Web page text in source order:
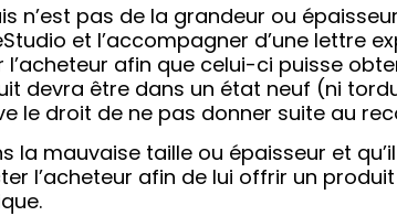
n’est pas de la grandeur ou
et l’accompagner d’une lettre
afin que celui-ci puisse
devra être dans un état neuf (ni
le droit de ne pas donner suite au
la mauvaise taille ou épaisseur et
l’acheteur afin de lui offrir un